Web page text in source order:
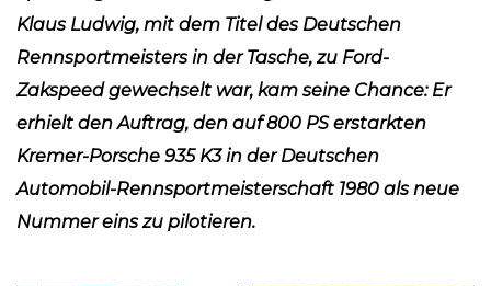
Klaus Ludwig, mit dem Titel des Deutschen
Rennsportmeisters in der Tasche, zu Ford-
Zakspeed gewechselt war, kam seine Chance: Er
erhielt den Auftrag, den auf 800 PS erstarkten
Kremer-Porsche 935 K3 in der Deutschen
Automobil-Rennsportmeisterschaft 1980 als neue
Nummer eins zu pilotieren.